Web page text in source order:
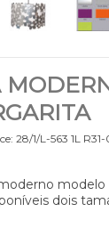
28/1/L-563 1L R31-
modelo
dois